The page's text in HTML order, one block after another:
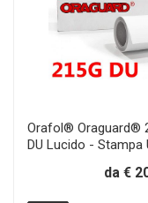
Orafol® Oraguard®
DU Lucido - Stampa
da €